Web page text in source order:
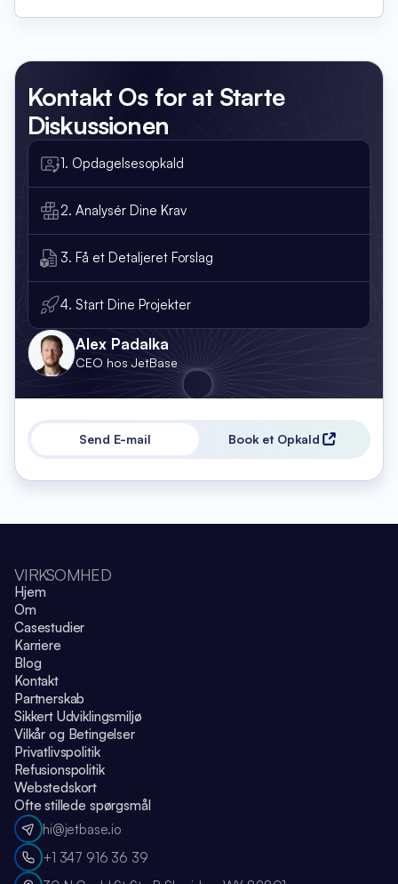
Kontakt Os for at Starte
Diskussionen
1. Opdagelsesopkald
2. Analysér Dine Krav
3. Få et Detaljeret Forslag
4. Start Dine Projekter
Alex Padalka
CEO hos JetBase
Send E-mail Book et Opkald
VIRKSOMHED
Hjem
Om
Casestudier
Karriere
Blog
Kontakt
Partnerskab
Sikkert Udviklingsmiljø
Vilkår og Betingelser
Privatlivspolitik
Refusionspolitik
Webstedskort
Ofte stillede spørgsmål
hi@jetbase.io
+1 347 916 36 39